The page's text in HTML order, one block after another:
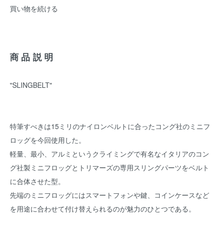
買い物を続ける
商品説明
"SLINGBELT"
特筆すべきは15ミリのナイロンベルトに合ったコング社のミニフ
ロッグを今回使用した。
軽量、最小、アルミというクライミングで有名なイタリアのコン
グ社製ミニフロッグとトリマーズの専用スリングパーツをベルト
に合体させた型。
先端のミニフロッグにはスマートフォンや鍵、コインケースなど
を用途に合わせて付け替えられるのが魅力のひとつである。